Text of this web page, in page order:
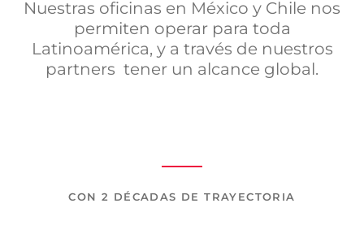
Nuestras oficinas en México y Chile nos
permiten operar para toda
Latinoamérica, y a través de nuestros
partners tener un alcance global.
CON 2 DÉCADAS DE TRAYECTORIA